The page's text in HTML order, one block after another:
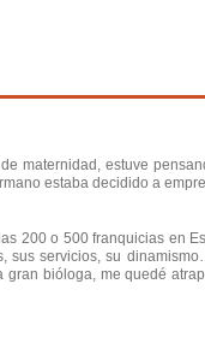
maternidad, estuve
estaba decidido a
200 o 500 franquicias en
sus servicios, su
bióloga, me quedé